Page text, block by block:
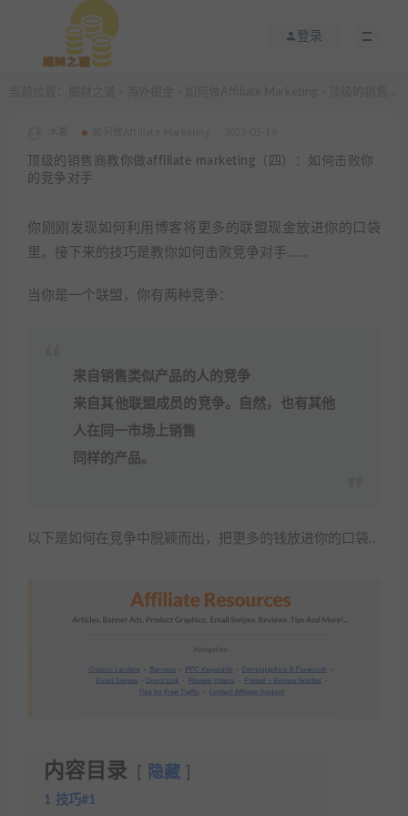
登录
顶级的销售商教你做affiliate marketing（四）：如何击败你
的竞争对手
你刚刚发现如何利用博客将更多的联盟现金放进你的口袋
里。接下来的技巧是教你如何击败竞争对手……
当你是一个联盟，你有两种竞争：
来自销售类似产品的人的竞争
来自其他联盟成员的竞争。自然，也有其他
人在同一市场上销售
同样的产品。
以下是如何在竞争中脱颖而出，把更多的钱放进你的口袋..
内容目录 隐藏
1
技巧#1